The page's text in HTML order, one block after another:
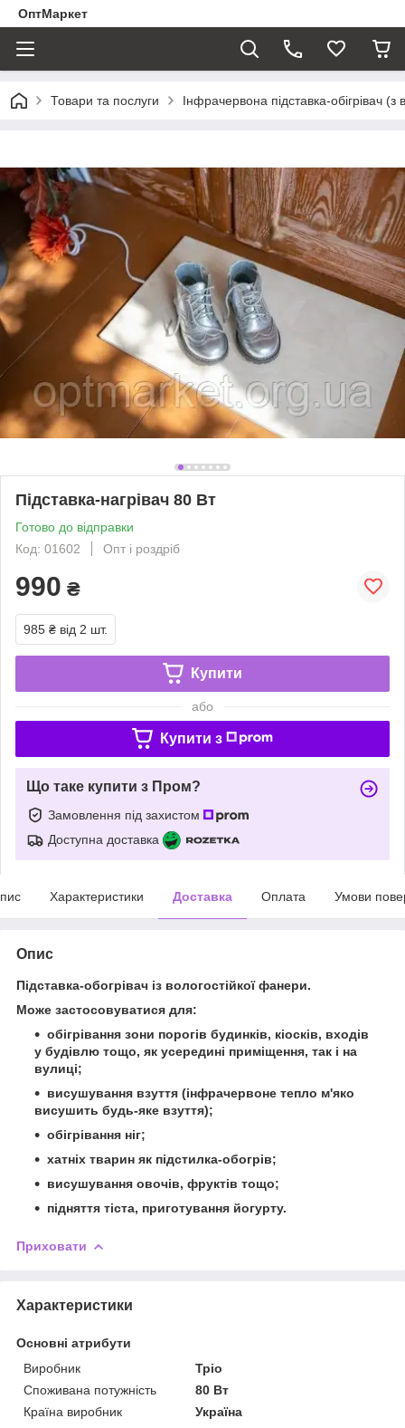
ОптМаркет
Товари та послуги Інфрачервона підставка-обігрівач (з
Підставка-нагрівач 80 Вт
Готово до відправки
Код: 01602
Опт і роздріб
990 ₴
985 ₴ від 2 шт.
Купити
або
Купити з
Що таке купити з Пром?
Замовлення під захистом
Доступна доставка
Характеристики Доставка Оплата Умови
Опис
Підставка-обогрівач із вологостійкої фанери.
Може застосовуватися для:
обігрівання зони порогів будинків, кіосків, входів
у будівлю тощо, як усередині приміщення, так і на
вулиці;
висушування взуття (інфрачервоне тепло м'яко
висушить будь-яке взуття);
обігрівання ніг;
хатніх тварин як підстилка-обогрів;
висушування овочів, фруктів тощо;
підняття тіста, приготування йогурту.
Приховати
Характеристики
Основні атрибути
Виробник
Тріо
Споживана потужність
80 Вт
Країна виробник
Україна